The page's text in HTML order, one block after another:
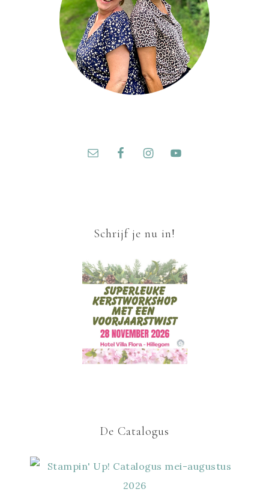
Schrijf je nu in!
De Catalogus